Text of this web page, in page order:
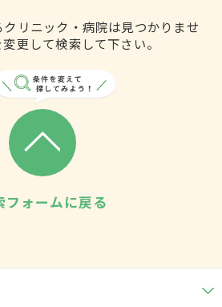
リニック・病院は見つかりませ
更して検索して下さい。
フォームに戻る